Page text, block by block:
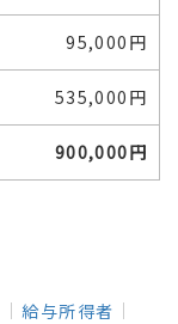
95,000円
535,000円
900,000円
給与所得者